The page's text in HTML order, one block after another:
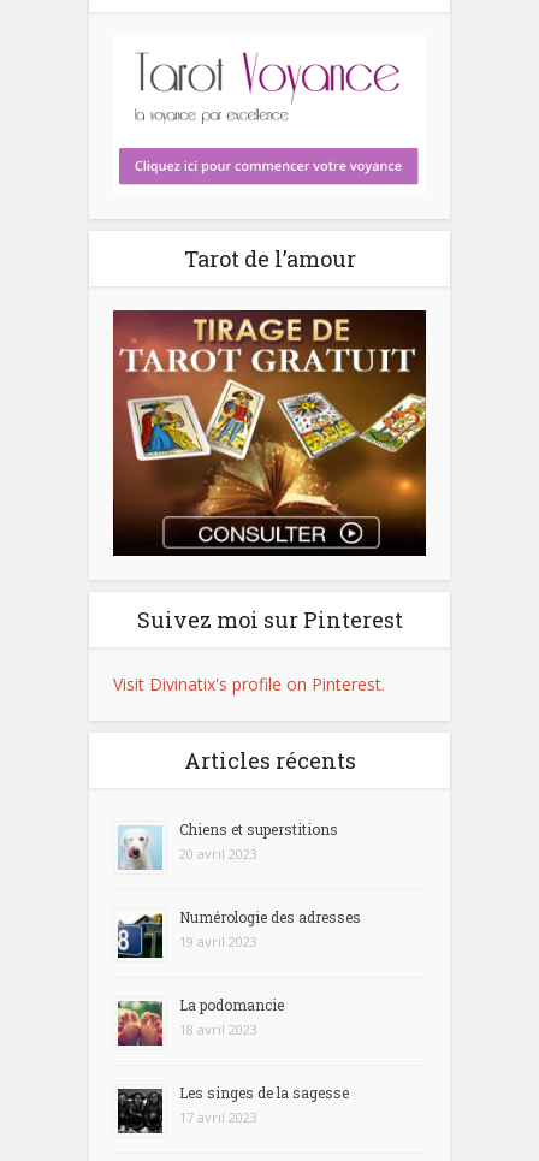
Tarot de l’amour
Suivez moi sur Pinterest
Visit Divinatix's profile on Pinterest.
Articles récents
Chiens et superstitions
20 avril 2023
Numérologie des adresses
19 avril 2023
La podomancie
18 avril 2023
Les singes de la sagesse
17 avril 2023